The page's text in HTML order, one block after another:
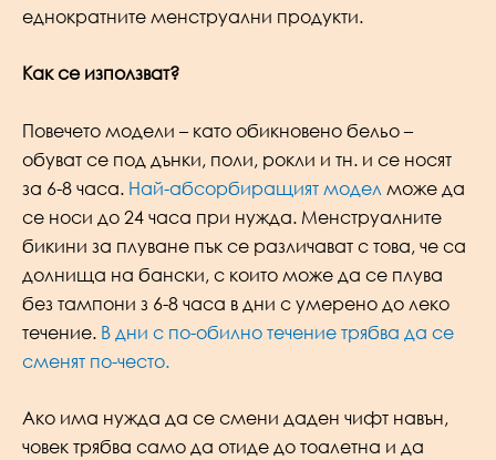
еднократните менструални продукти.
Как се използват?
Повечето модели – като обикновено бельо –
обуват се под дънки, поли, рокли и тн. и се носят
за 6-8 часа. Най-абсорбиращият модел може да
се носи до 24 часа при нужда. Менструалните
бикини за плуване пък се различават с това, че са
долнища на бански, с които може да се плува
без тампони з 6-8 часа в дни с умерено до леко
течение. В дни с по-обилно течение трябва да се
сменят по-често.
Ако има нужда да се смени даден чифт навън,
човек трябва само да отиде до тоалетна и да